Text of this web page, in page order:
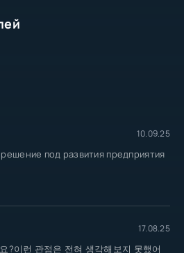
10.09.25
под развития предприятия
17.08.25
?이런 관점은 전혀 생각해보지 못했어